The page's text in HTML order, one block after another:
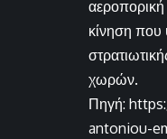
κίνηση που
χωρών.
Πηγή:
antoniou-